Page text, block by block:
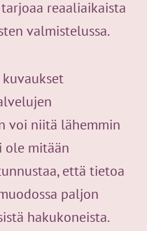
reaaliaikaista
valmistelussa.
voi niitä lähemmin
ole mitään
että tietoa
paljon
hakukoneista.